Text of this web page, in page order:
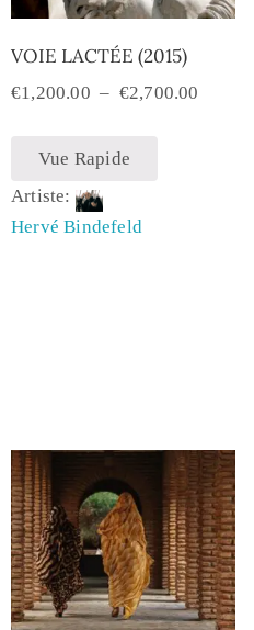
VOIE LACTÉE (2015)
€1,200.00 – €2,700.00
Vue Rapide
Artiste:
Hervé Bindefeld